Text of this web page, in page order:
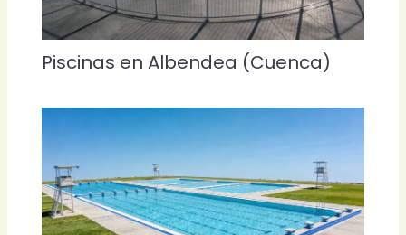
Piscinas en Albendea (Cuenca)